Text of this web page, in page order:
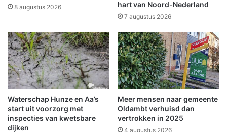
o
n
e
n
Z
u
i
d
b
r
o
n
e
t
s
e
n
d
e
v
r
8 augustus 2026 hart van Noord-Nederland
7 augustus 2026
Waterschap Hunze en Aa’s
start uit voorzorg met
inspecties van kwetsbare
dijken
Meer mensen naar gemeente
Oldambt verhuisd dan
vertrokken in 2025
4 augustus 2026